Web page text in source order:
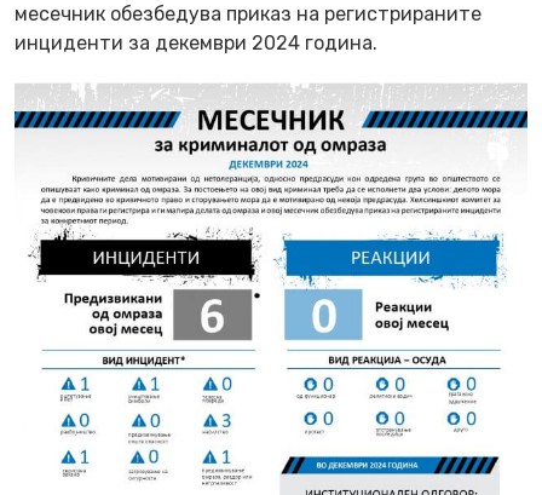
месечник обезбедува приказ на регистрираните
инциденти за декември 2024 година.